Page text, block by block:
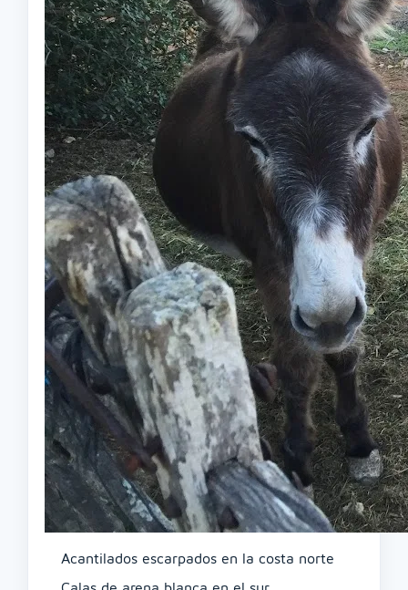
Acantilados escarpados en la costa norte